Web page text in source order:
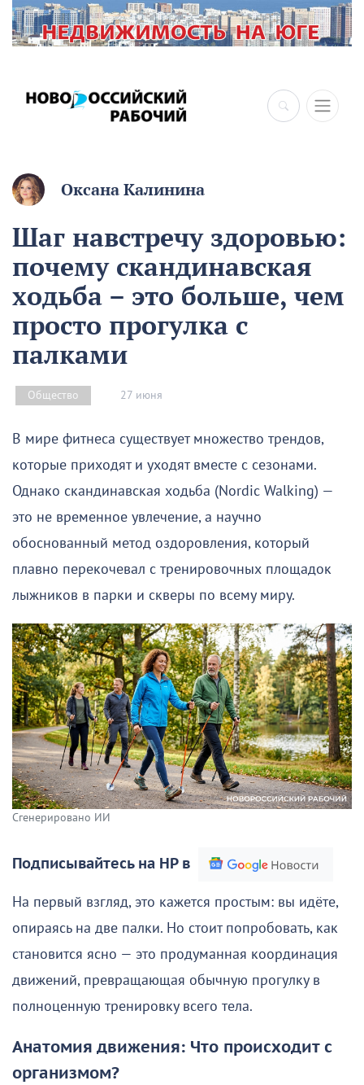
×
Оксана Калинина
Шаг навстречу здоровью:
почему скандинавская
ходьба – это больше, чем
просто прогулка с
палками
Общество 27 июня
В мире фитнеса существует множество трендов,
которые приходят и уходят вместе с сезонами.
Однако скандинавская ходьба (Nordic Walking) —
это не временное увлечение, а научно
обоснованный метод оздоровления, который
плавно перекочевал с тренировочных площадок
лыжников в парки и скверы по всему миру.
Сгенерировано ИИ
Подписывайтесь на НР в
На первый взгляд, это кажется простым: вы идёте,
опираясь на две палки. Но стоит попробовать, как
становится ясно — это продуманная координация
движений, превращающая обычную прогулку в
полноценную тренировку всего тела.
Анатомия движения: Что происходит с
организмом?